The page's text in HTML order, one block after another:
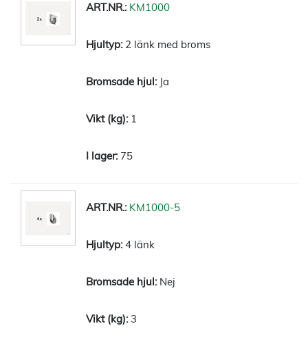
KM1000
2 länk med broms
Ja
1
75
KM1000-5
4 länk
Nej
3